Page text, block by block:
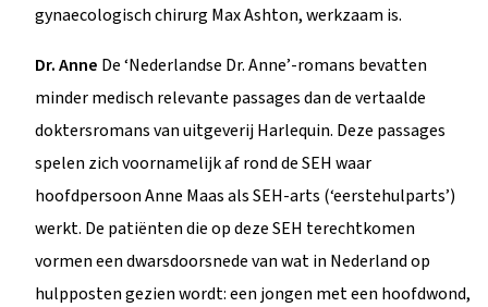
gynaecologisch chirurg Max Ashton, werkzaam is.
Dr. Anne De ‘Nederlandse Dr. Anne’-romans bevatten
minder medisch relevante passages dan de vertaalde
doktersromans van uitgeverij Harlequin. Deze passages
spelen zich voornamelijk af rond de SEH waar
hoofdpersoon Anne Maas als SEH-arts (‘eerstehulparts’)
werkt. De patiënten die op deze SEH terechtkomen
vormen een dwarsdoorsnede van wat in Nederland op
hulpposten gezien wordt: een jongen met een hoofdwond,